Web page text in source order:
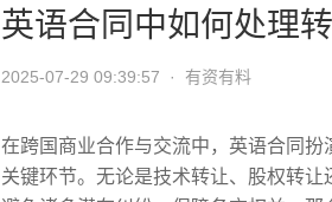
英语合同中如何处理转
2025-07-29 09:39:57 · 有资有料
在跨国商业合作与交流中，英语合同
关键环节。无论是技术转让、股权转